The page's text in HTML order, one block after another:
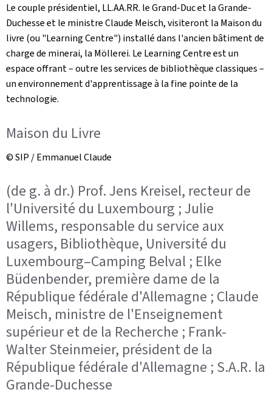
Le couple présidentiel, LL.AA.RR. le Grand-Duc et la Grande-
Duchesse et le ministre Claude Meisch, visiteront la Maison du
livre (ou "Learning Centre") installé dans l'ancien bâtiment de
charge de minerai, la Möllerei. Le Learning Centre est un
espace offrant – outre les services de bibliothèque classiques –
un environnement d'apprentissage à la fine pointe de la
technologie.
Maison du Livre
© SIP / Emmanuel Claude
(de g. à dr.) Prof. Jens Kreisel, recteur de
l'Université du Luxembourg ; Julie
Willems, responsable du service aux
usagers, Bibliothèque, Université du
Luxembourg–Camping Belval ; Elke
Büdenbender, première dame de la
République fédérale d'Allemagne ; Claude
Meisch, ministre de l'Enseignement
supérieur et de la Recherche ; Frank-
Walter Steinmeier, président de la
République fédérale d'Allemagne ; S.A.R. la
Grande-Duchesse